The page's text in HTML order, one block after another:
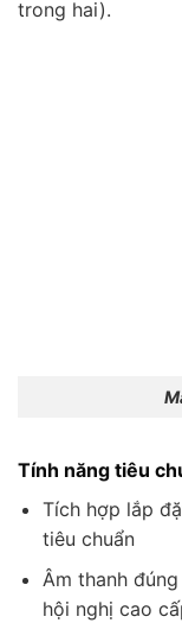
trong hai).
Tính năng tiêu
Tích hợp lắp
tiêu chuẩn
Âm thanh
hội nghị cao